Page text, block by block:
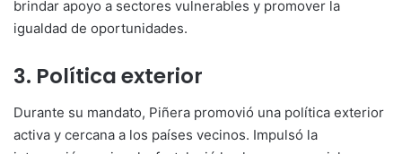
brindar apoyo a sectores vulnerables y promover la
igualdad de oportunidades.
3. Política exterior
Durante su mandato, Piñera promovió una política exterior
activa y cercana a los países vecinos. Impulsó la